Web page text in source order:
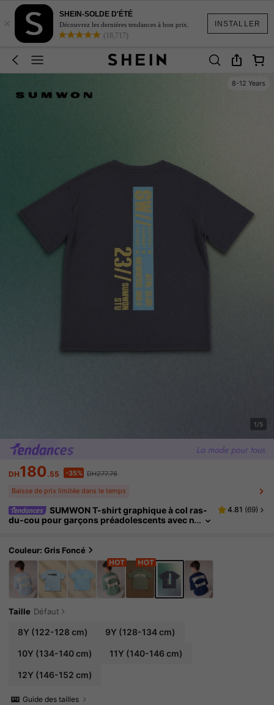
INSTALLER
×
SHEIN-SOLDE D'ÉTÉ
Découvrez les dernières tendances à bon prix.
(18,717)
8-12 Years
1/5
DH180.55 -35% DH277.76
Baisse de prix limitée dans le temps
SUMWON T-shirt graphique à col ras-
du-cou pour garçons préadolescents avec n
4.81 (69)
Couleur: Gris Foncé
Taille Défaut
8Y (122-128 cm) 9Y (128-134 cm)
10Y (134-140 cm) 11Y (140-146 cm)
12Y (146-152 cm)
Guide des tailles